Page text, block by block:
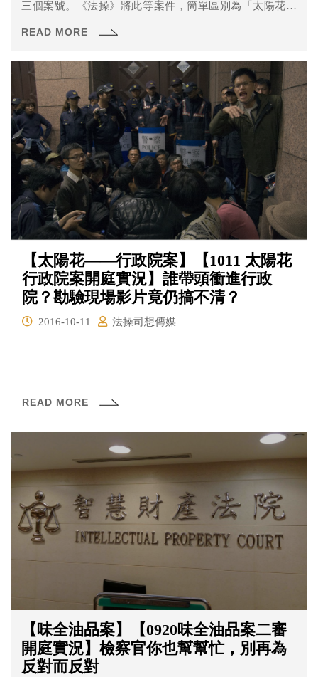
三個案號。《法操》將此等案件，簡單區別為「太陽花行
日）開庭的是屬於「太陽花行政院案」的部分。
READ MORE
【太陽花——行政院案】【1011 太陽花
行政院案開庭實況】誰帶頭衝進行政
院？勘驗現場影片竟仍搞不清？
2016-10-11 法操司想傳媒
READ MORE
【味全油品案】【0920味全油品案二審
開庭實況】檢察官你也幫幫忙，別再為
反對而反對